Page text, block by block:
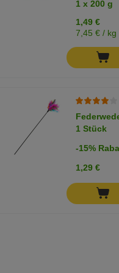
1 x 200 g
1,49 €
7,45 € / kg
1 Stück
-15%
1,29 €